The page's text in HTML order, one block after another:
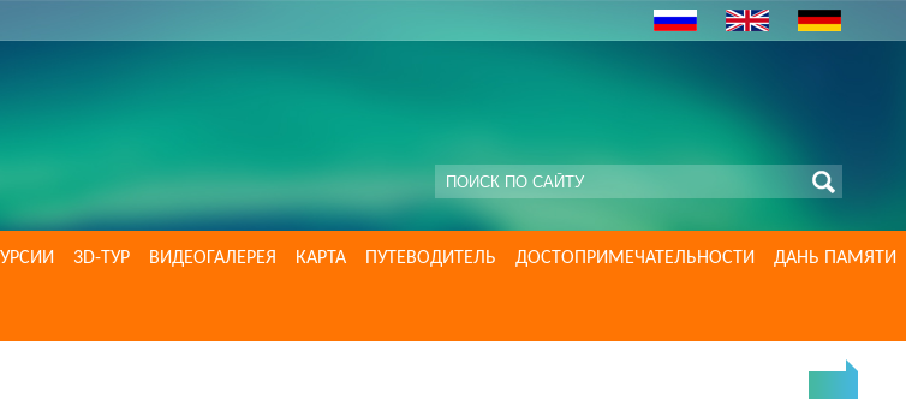
3D-ТУР ВИДЕОГАЛЕРЕЯ КАРТА ПУТЕВОДИТЕЛЬ ДОСТОПРИМЕЧАТЕЛЬНОСТИ ДАНЬ ПАМЯТИ